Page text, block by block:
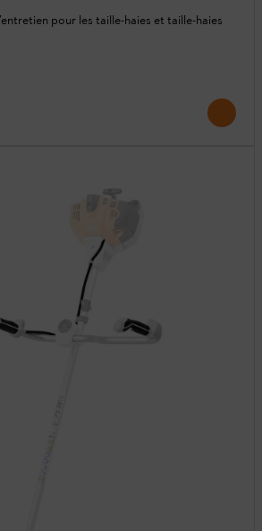
pour les taille-haies et taille-haies